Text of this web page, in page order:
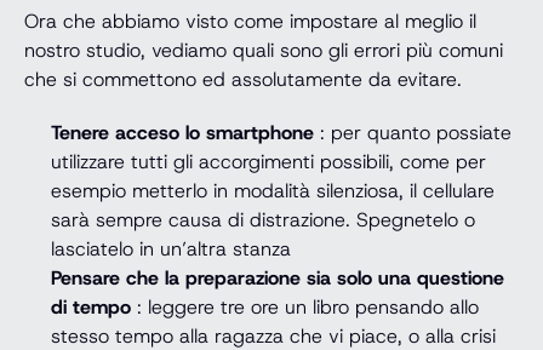
Ora che abbiamo visto come impostare al meglio il
nostro studio, vediamo quali sono gli errori più comuni
che si commettono ed assolutamente da evitare.
Tenere acceso lo smartphone : per quanto possiate
utilizzare tutti gli accorgimenti possibili, come per
esempio metterlo in modalità silenziosa, il cellulare
sarà sempre causa di distrazione. Spegnetelo o
lasciatelo in un’altra stanza
Pensare che la preparazione sia solo una questione
di tempo : leggere tre ore un libro pensando allo
stesso tempo alla ragazza che vi piace, o alla crisi